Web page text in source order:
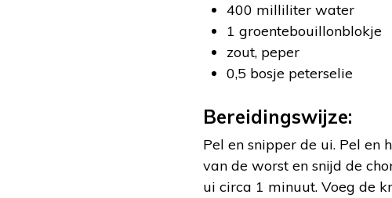
400 milliliter water
1 groentebouillonblokje
zout, peper
0,5 bosje peterselie
Bereidingswijze:
Pel en snipper de ui. Pel en
van de worst en snijd de
ui circa 1 minuut. Voeg de